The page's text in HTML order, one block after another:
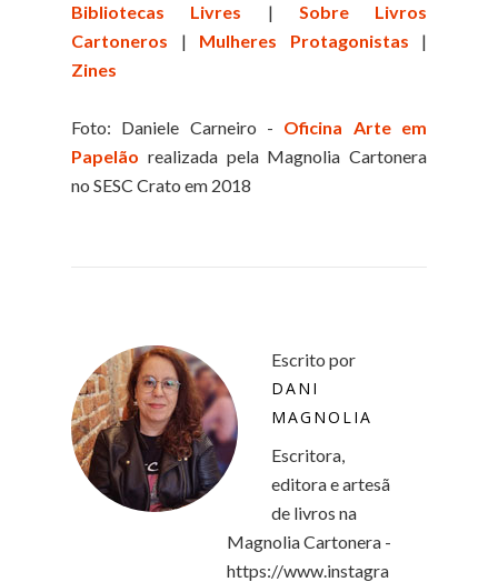
Bibliotecas Livres | Sobre Livros
Cartoneros | Mulheres Protagonistas |
Zines
Foto: Daniele Carneiro - Oficina Arte em
Papelão realizada pela Magnolia Cartonera
no SESC Crato em 2018
Escrito por
DANI
MAGNOLIA
Escritora,
editora e artesã
de livros na
Magnolia Cartonera -
https://www.instagra